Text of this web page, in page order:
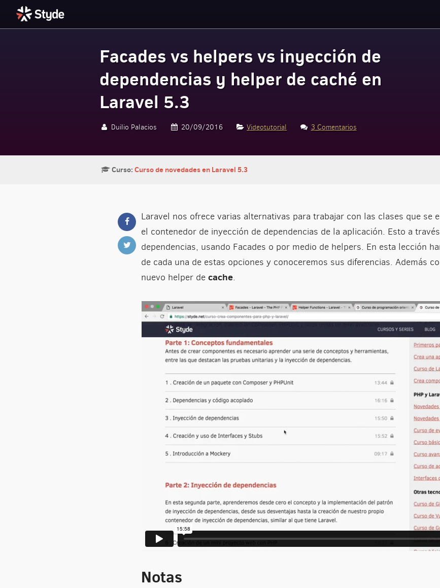
Styde.net
Facades vs helpers vs inyección de
dependencias y helper de caché en
Laravel 5.3
Duilio Palacios 20/09/2016 Videotutorial 3 Comentarios
Curso:Curso de novedades en Laravel 5.3
Laravel nos ofrece varias alternativas para trabajar con las clases que se
el contenedor de inyección de dependencias de la aplicación. Esto a
dependencias, usando Facades o por medio de helpers. En esta lección
de cada una de estas opciones y conoceremos sus diferencias. Además
nuevo helper de cache.
Notas